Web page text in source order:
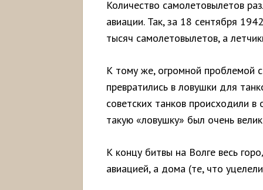
Количество самолетовылетов
авиации. Так, за 18 сентября
тысяч самолетовылетов, а
К тому же, огромной проблемой
превратились в ловушки для
советских танков происходили
такую «ловушку» был очень
К концу битвы на Волге весь
авиацией, а дома (те, что